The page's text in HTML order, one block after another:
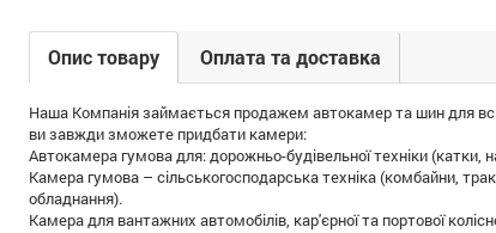
Опис товару Оплата та доставка
Наша Компанія займається продажем автокамер та шин для
ви завжди зможете придбати камери:
Автокамера гумова для: дорожньо-будівельної техніки (катки,
Камера гумова – сільськогосподарська техніка (комбайни,
обладнання).
Камера для вантажних автомобілів, кар'єрної та портової